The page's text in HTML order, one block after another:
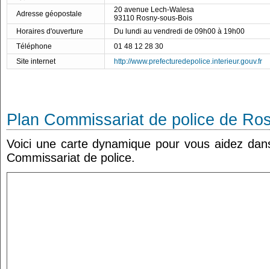
Adresse géopostale
20 avenue Lech-Walesa
93110 Rosny-sous-Bois
Horaires d'ouverture
Du lundi au vendredi de 09h00 à 19h00
Téléphone
01 48 12 28 30
Site internet
http://www.prefecturedepolice.interieur.gouv.fr
Plan Commissariat de police de
Voici une carte dynamique pour vous aidez
Commissariat de police.